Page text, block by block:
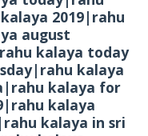
2019|rahu
august
kalaya today
kalaya
kalaya for
kalaya
kalaya in sri